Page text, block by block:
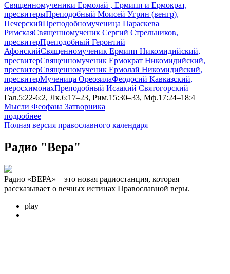
Священномученики Ермолай , Ермипп и Ермократ,
пресвитерыПреподобный Моисей Угрин (венгр),
ПечерскийПреподобномученица Параскева
РимскаяСвященномученик Сергий Стрельников,
пресвитерПреподобный Геронтий
АфонскийСвященномученик Ермипп Никомидийский,
пресвитерСвященномученик Ермократ Никомидийский,
пресвитерСвященномученик Ермолай Никомидийский,
пресвитерМученица ОреозилаФеодосий Кавказский,
иеросхимонахПреподобный Исаакий Святогорский
Гал.5:22-6:2, Лк.6:17–23, Рим.15:30–33, Мф.17:24–18:4
Мысли Феофана Затворника
подробнее
Полная версия православного календаря
Радио "Вера"
Радио «ВЕРА» – это новая радиостанция, которая
рассказывает о вечных истинах Православной веры.
play